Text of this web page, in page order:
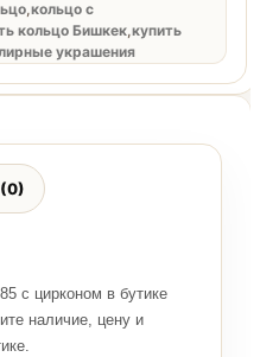
,кольцо с
кольцо Бишкек,купить
украшения
с цирконом в бутике
наличие, цену и